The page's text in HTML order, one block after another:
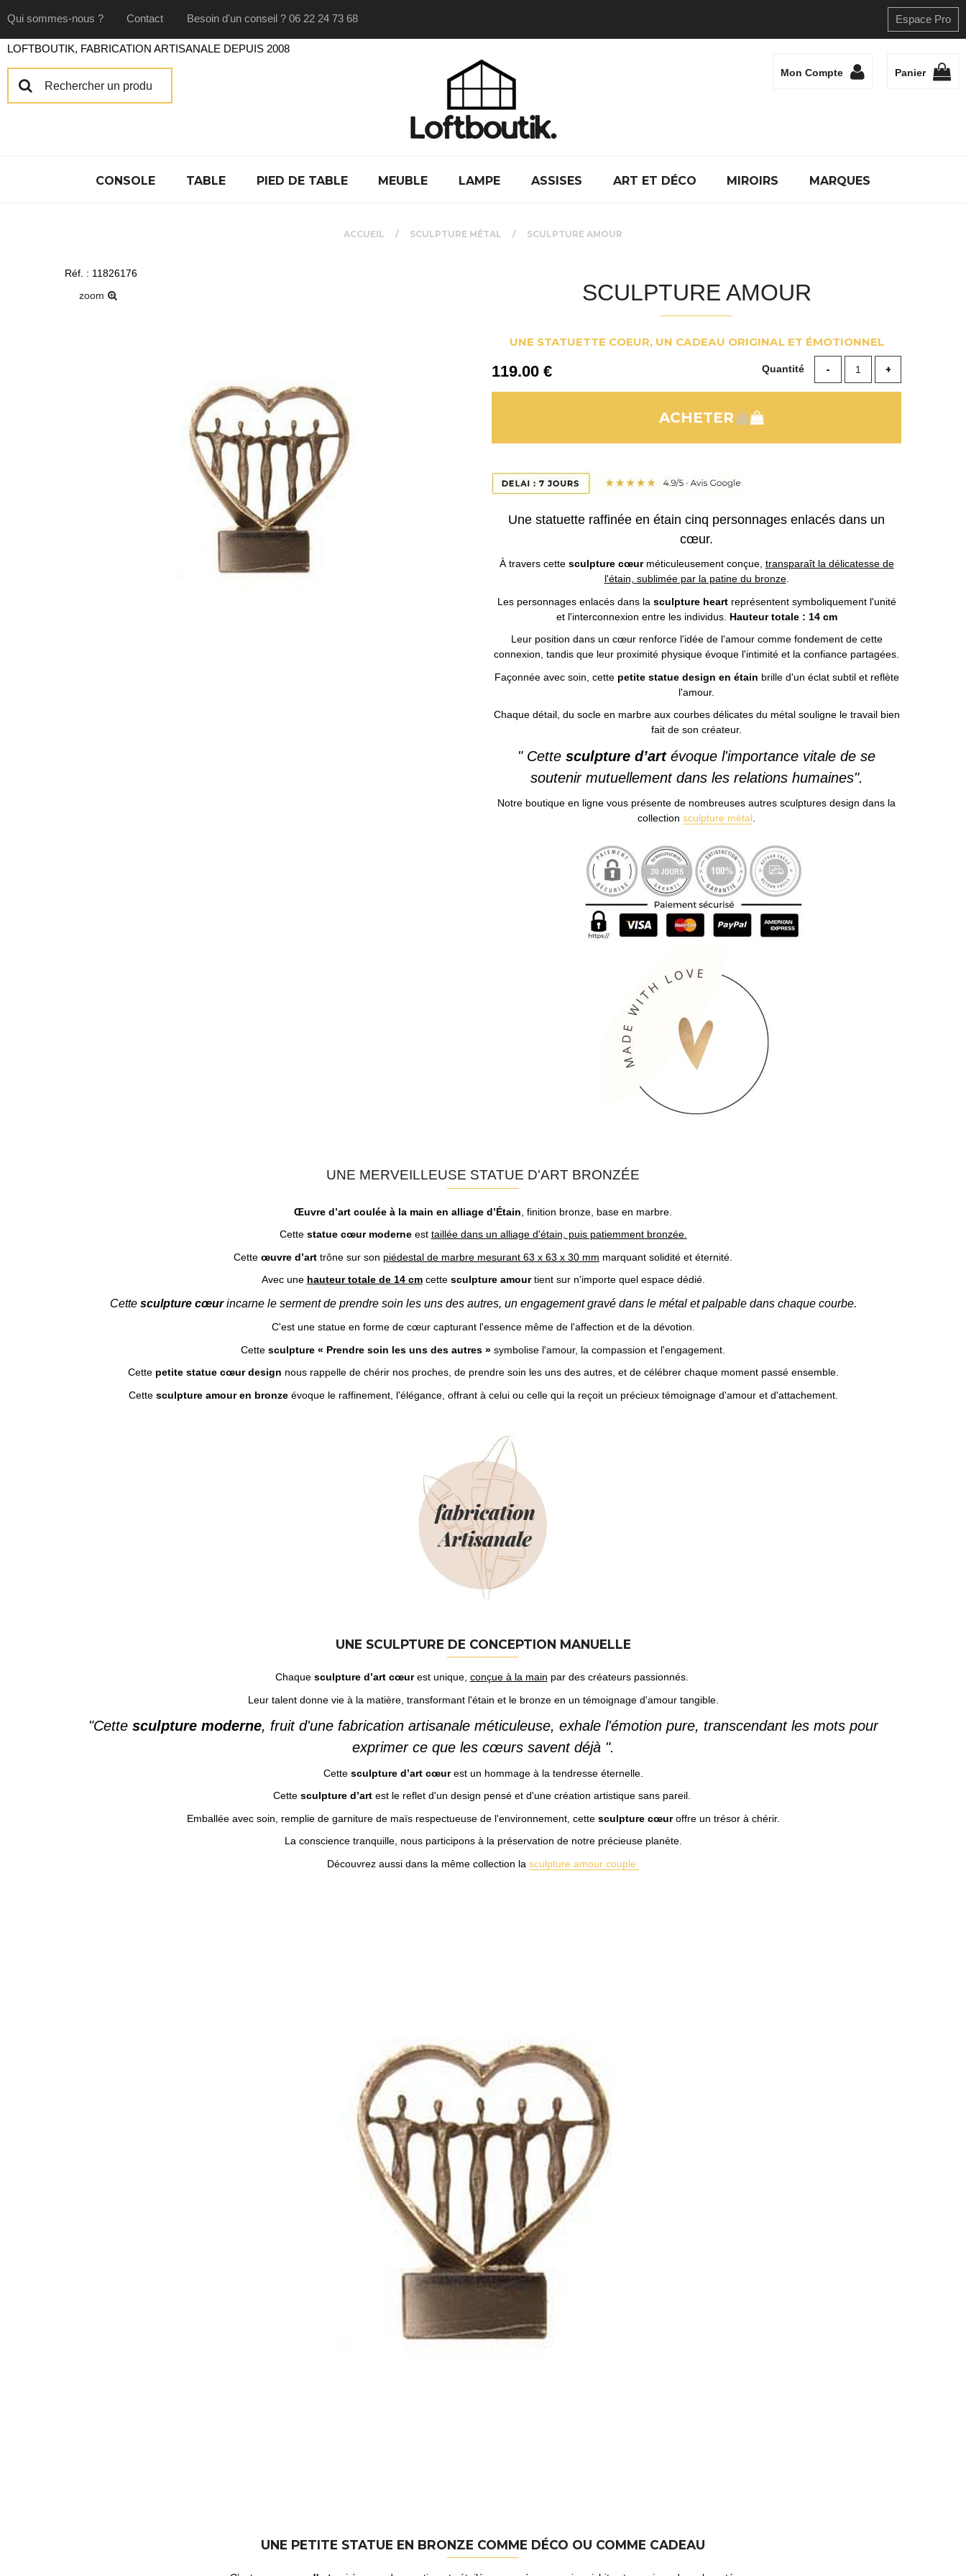
Qui sommes-nous ? Contact Besoin d'un conseil ? 06 22 24 73 68 Espace Pro
Mon Compte Panier
CONSOLE TABLE PIED DE TABLE MEUBLE LAMPE ASSISES ART ET DÉCO MIROIRS MARQUES
ACCUEIL SCULPTURE MÉTAL SCULPTURE AMOUR
Réf. : 11826176
zoom
SCULPTURE AMOUR
UNE STATUETTE COEUR, UN CADEAU ORIGINAL ET ÉMOTIONNEL
119.00€ Quantité
Une statuette raffinée en étain cinq personnages enlacés dans un
cœur.
À travers cette sculpture cœur méticuleusement conçue, transparaît la délicatesse de
l'étain, sublimée par la patine du bronze.
Les personnages enlacés dans la sculpture heartreprésentent symboliquement l'unité
et l'interconnexion entre les individus. Hauteur totale : 14 cm
Leur position dans un cœur renforce l'idée de l'amour comme fondement de cette
connexion, tandis que leur proximité physique évoque l'intimité et la confiance partagées.
Façonnée avec soin, cette petite statue design en étain brille d'un éclat subtil et reflète
l'amour.
Chaque détail, du socle en marbre aux courbes délicates du métal souligne le travail bien
fait de son créateur.
" Cettesculpture d’artévoque l'importance vitale de se
soutenir mutuellement dans les relations humaines".
Notre boutique en ligne vous présente de nombreuses autres sculptures design dans la
collectionsculpture métal.
UNE MERVEILLEUSE STATUE D'ART BRONZÉE
Œuvre d’art coulée à la main en alliage d’Étain , finition bronze, base en marbre.
Cette statue cœur moderneest taillée dans un alliage d'étain, puis patiemment bronzée.
Cette œuvre d’art trône sur son piédestal de marbre mesurant 63 x 63 x 30 mm marquant solidité et éternité.
Avec une hauteur totale de 14 cmcette sculpture amourtient sur n'importe quel espace dédié.
Cette sculpture cœurincarne le serment de prendre soin les uns des autres, un engagement gravé dans le métal et palpable dans chaque courbe.
C'est une statue en forme de cœur capturant l'essence même de l'affection et de la dévotion.
Cette sculpture « Prendre soin les uns des autres » symbolise l'amour, la compassion et l'engagement.
Cette petite statue cœur design nous rappelle de chérir nos proches, de prendre soin les uns des autres, et de célébrer chaque moment passé ensemble.
Cette sculpture amour en bronze évoque le raffinement, l'élégance, offrant à celui ou celle qui la reçoit un précieux témoignage d'amour et d'attachement.
UNE SCULPTURE DE CONCEPTION MANUELLE
Chaque sculpture d’art cœurest unique, conçue à la main par des créateurs passionnés.
Leur talent donne vie à la matière, transformant l'étain et le bronze en un témoignage d'amour tangible.
"Cette sculpture moderne, fruit d'une fabrication artisanale méticuleuse, exhale l'émotion pure, transcendant les mots pour
exprimer ce que les cœurs savent déjà ".
Cette sculpture d’art cœurest un hommage à la tendresse éternelle.
Cette sculpture d’art est le reflet d'un design pensé et d'une création artistique sans pareil.
Emballée avec soin, remplie de garniture de maïs respectueuse de l'environnement, cette sculpture cœuroffre un trésor à chérir.
La conscience tranquille, nous participons à la préservation de notre précieuse planète.
Découvrez aussi dans la même collection la sculpture amour couple
UNE PETITE STATUE EN BRONZE COMME DÉCO OU COMME CADEAU
LOFTBOUTIK, FABRICATION ARTISANALE DEPUIS 2008